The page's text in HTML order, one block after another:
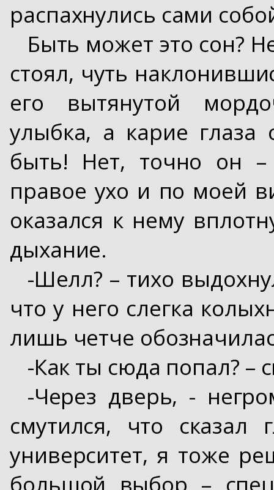
распахнулись сами
Быть может это сон?
стоял, чуть
его вытянутой
улыбка, а карие глаза
быть! Нет, точно он –
правое ухо и по моей
оказался к нему
дыхание.
-Шелл? – тихо
что у него слегка
лишь четче
-Как ты сюда попал? –
-Через дверь, -
смутился, что сказал
университет, я тоже
большой выбор –